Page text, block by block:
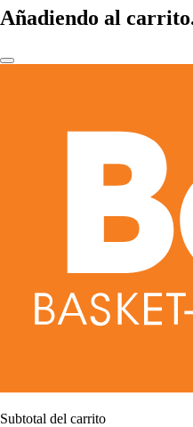
Añadiendo al
Subtotal del carrito